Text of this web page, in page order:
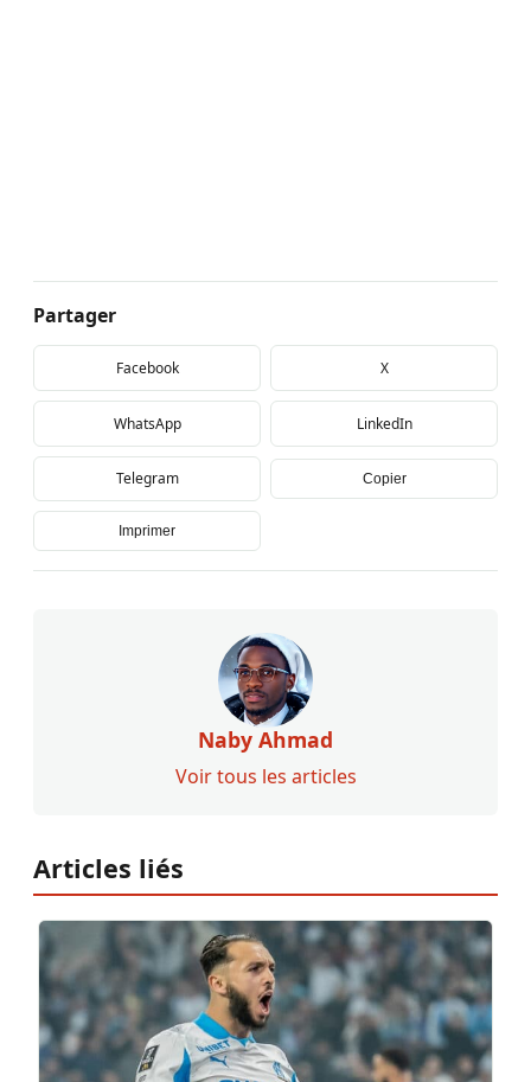
Partager
Facebook X
WhatsApp LinkedIn
Telegram Copier
Imprimer
Naby Ahmad
Voir tous les articles
Articles liés